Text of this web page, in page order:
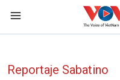
Reportaje Sabatino